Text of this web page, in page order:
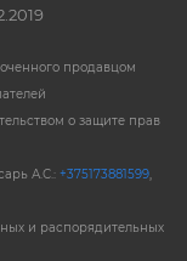
продавцом
о защите прав
А.С.: +375173881599,
и распорядительных